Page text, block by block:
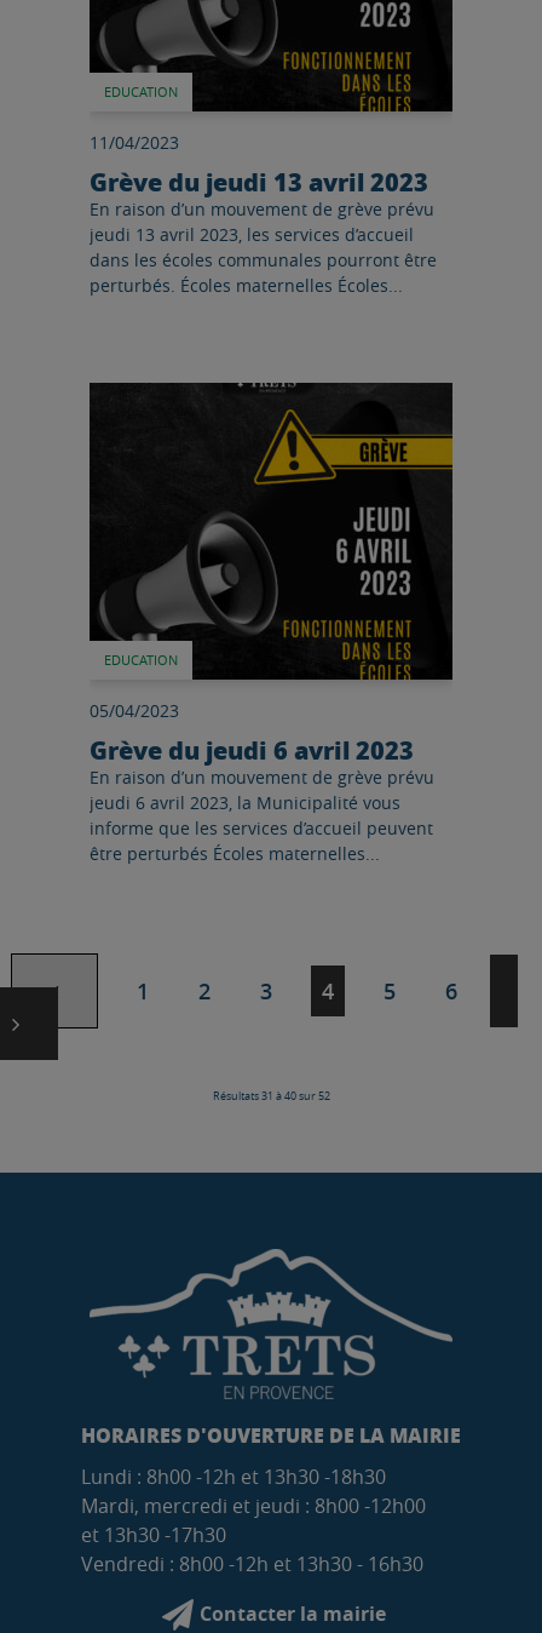
EDUCATION
11/04/2023
Grève du jeudi 13 avril 2023
En raison d’un mouvement de grève prévu
jeudi 13 avril 2023, les services d’accueil
dans les écoles communales pourront être
perturbés. Écoles maternelles Écoles...
EDUCATION
05/04/2023
Grève du jeudi 6 avril 2023
En raison d’un mouvement de grève prévu
jeudi 6 avril 2023, la Municipalité vous
informe que les services d’accueil peuvent
être perturbés Écoles maternelles...
Navigation
Page précédente
Page
1 Page
2 Page
3 Page
4 Page
5 Page
6
Résultats 31 à 40 sur 52
HORAIRES D'OUVERTURE DE LA MAIRIE
Lundi : 8h00 -12h et 13h30 -18h30
Mardi, mercredi et jeudi : 8h00 -12h00
et 13h30 -17h30
Vendredi : 8h00 -12h et 13h30 - 16h30
Contacter la mairie